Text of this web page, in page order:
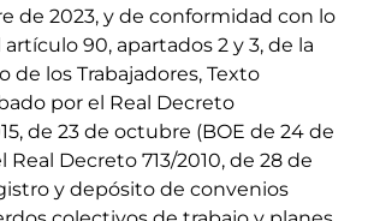
de 2023, y de conformidad con lo
90, apartados 2 y 3, de la
de los Trabajadores, Texto
por el Real Decreto
de 23 de octubre (BOE de 24 de
Decreto 713/2010, de 28 de
y depósito de convenios